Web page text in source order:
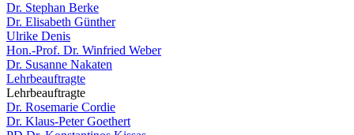
Dr. Stephan Berke
Dr. Elisabeth Günther
Ulrike Denis
Hon.-Prof. Dr. Winfried Weber
Dr. Susanne Nakaten
Lehrbeauftragte
Lehrbeauftragte
Dr. Rosemarie Cordie
Dr. Klaus-Peter Goethert